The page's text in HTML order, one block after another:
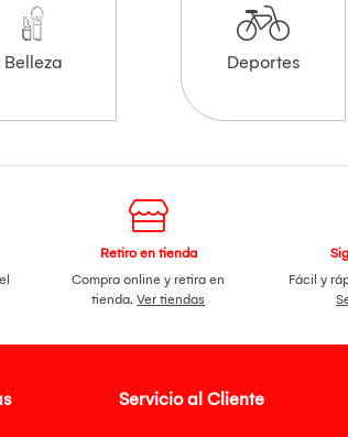
Belleza Deportes
Retiro en tienda
Compra online y retira en
tienda.Ver tiendas
Fácil y
Servicio al Cliente